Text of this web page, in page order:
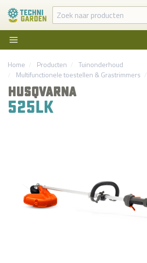
Home Producten
Tuinonderhoud
Multifunctionele toestellen &Grastrimmers
HUSQVARNA
525LK